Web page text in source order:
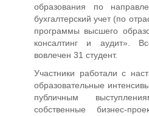
образования по
бухгалтерский учет (по
программы высшего
консалтинг и аудит».
вовлечен 31 студент.
Участники работали с
образовательные
публичным
собственные бизнес-